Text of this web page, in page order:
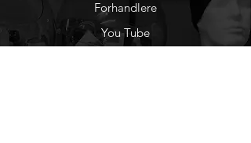
Forhandlere
You Tube